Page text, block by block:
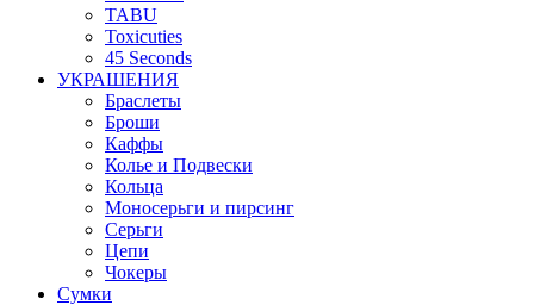
TABU
Toxicuties
45 Seconds
УКРАШЕНИЯ
Браслеты
Броши
Каффы
Колье и Подвески
Кольца
Моносерьги и пирсинг
Серьги
Цепи
Чокеры
Сумки